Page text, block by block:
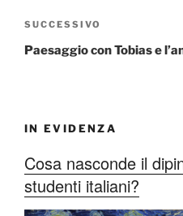
Articolo
successivo
SUCCESSIVO
Paesaggio con Tobias e
IN EVIDENZA
Cosa nasconde il
studenti italiani?